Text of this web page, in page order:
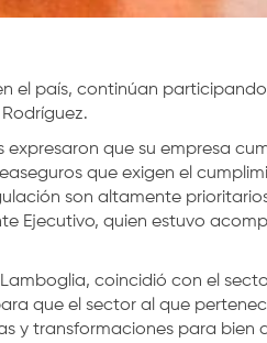
el país, continúan
que su empresa
que exigen el
son altamente
Ejecutivo, quien estuvo
coincidió con el
que el sector al que
y transformaciones para bien